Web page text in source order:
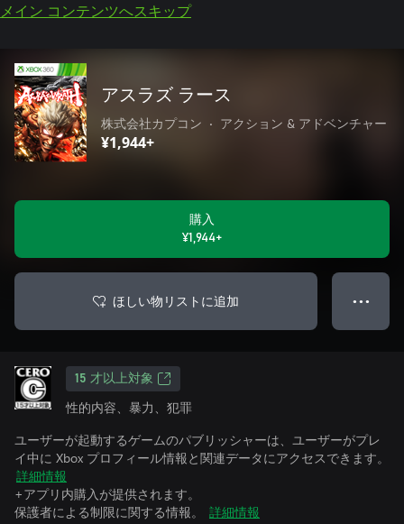
メイン コンテンツへスキップ
アスラズ ラース
株式会社カプコン • アクション & アドベンチャー
¥1,944+
購入
¥1,944+
ほしい物リストに追加 ● ● ●
15 才以上対象
性的内容、暴力、犯罪
ユーザーが起動するゲームのパブリッシャーは、ユーザーがプレ
イ中に Xbox プロフィール情報と関連データにアクセスできます。
詳細情報
+アプリ内購入が提供されます。
保護者による制限に関する情報。
詳細情報